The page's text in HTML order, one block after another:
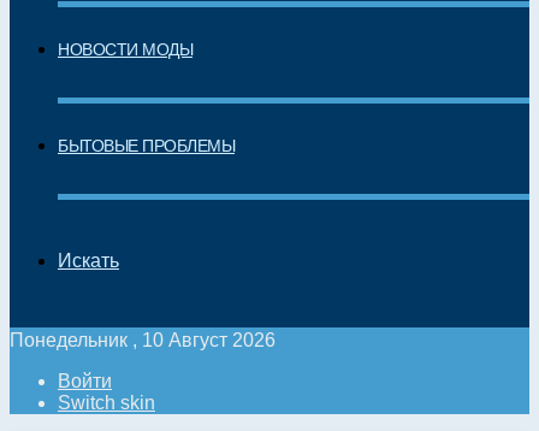
НОВОСТИ МОДЫ
БЫТОВЫЕ ПРОБЛЕМЫ
Искать
Понедельник , 10 Август 2026
Войти
Switch skin